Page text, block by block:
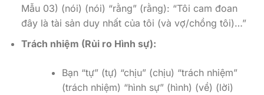
Mẫu 03) (nói) (nói) “rằng” (rằng): “Tôi cam đoan
đây là tài sản duy nhất của tôi (và vợ/chồng tôi)…”
Trách nhiệm (Rủi ro Hình sự):
Bạn “tự” (tự) “chịu” (chịu) “trách nhiệm”
(trách nhiệm) “hình sự” (hình) (về) (lời)